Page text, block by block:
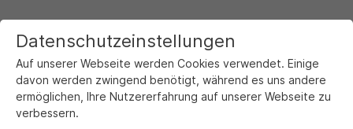
Datenschutzeinstellungen
Auf unserer Webseite werden Cookies verwendet. Einige
davon werden zwingend benötigt, während es uns andere
ermöglichen, Ihre Nutzererfahrung auf unserer Webseite zu
verbessern.